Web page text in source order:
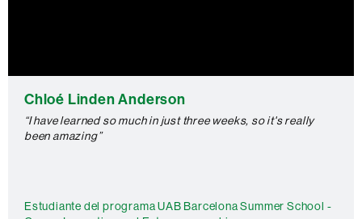
seconds
seconds
Chloé Linden Anderson
“I have learned so much in just three weeks, so it's really
been amazing”
Estudiante del programa UAB Barcelona Summer School -